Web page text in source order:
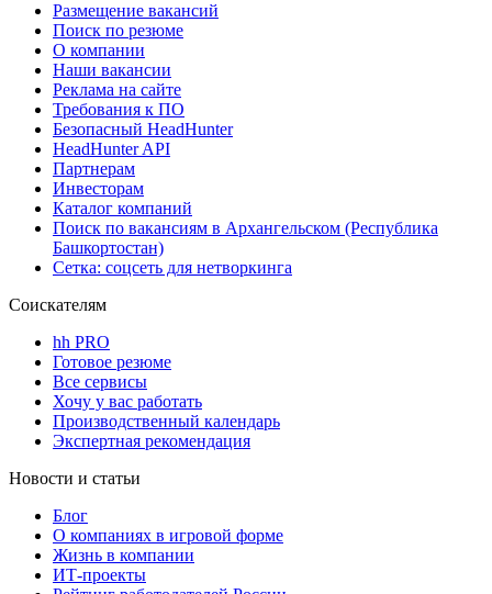
Размещение вакансий
Поиск по резюме
О компании
Наши вакансии
Реклама на сайте
Требования к ПО
Безопасный HeadHunter
HeadHunter API
Партнерам
Инвесторам
Каталог компаний
Поиск по вакансиям в Архангельском (Республика
Башкортостан)
Сетка: соцсеть для нетворкинга
Соискателям
hh PRO
Готовое резюме
Все сервисы
Хочу у вас работать
Производственный календарь
Экспертная рекомендация
Новости и статьи
Блог
О компаниях в игровой форме
Жизнь в компании
ИТ-проекты